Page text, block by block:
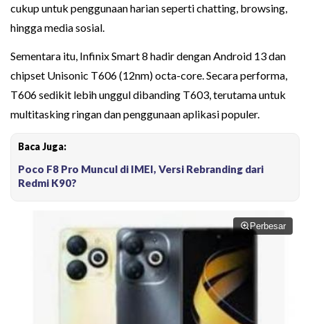
cukup untuk penggunaan harian seperti chatting, browsing,
hingga media sosial.
Sementara itu, Infinix Smart 8 hadir dengan Android 13 dan
chipset Unisonic T606 (12nm) octa-core. Secara performa,
T606 sedikit lebih unggul dibanding T603, terutama untuk
multitasking ringan dan penggunaan aplikasi populer.
Baca Juga:
Poco F8 Pro Muncul di IMEI, Versi Rebranding dari
Redmi K90?
Perbesar